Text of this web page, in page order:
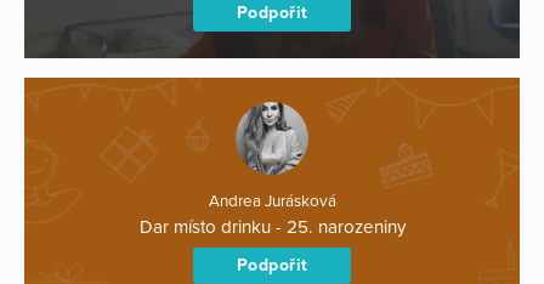
Podpořit
Andrea Jurásková
Dar místo drinku - 25. narozeniny
Podpořit